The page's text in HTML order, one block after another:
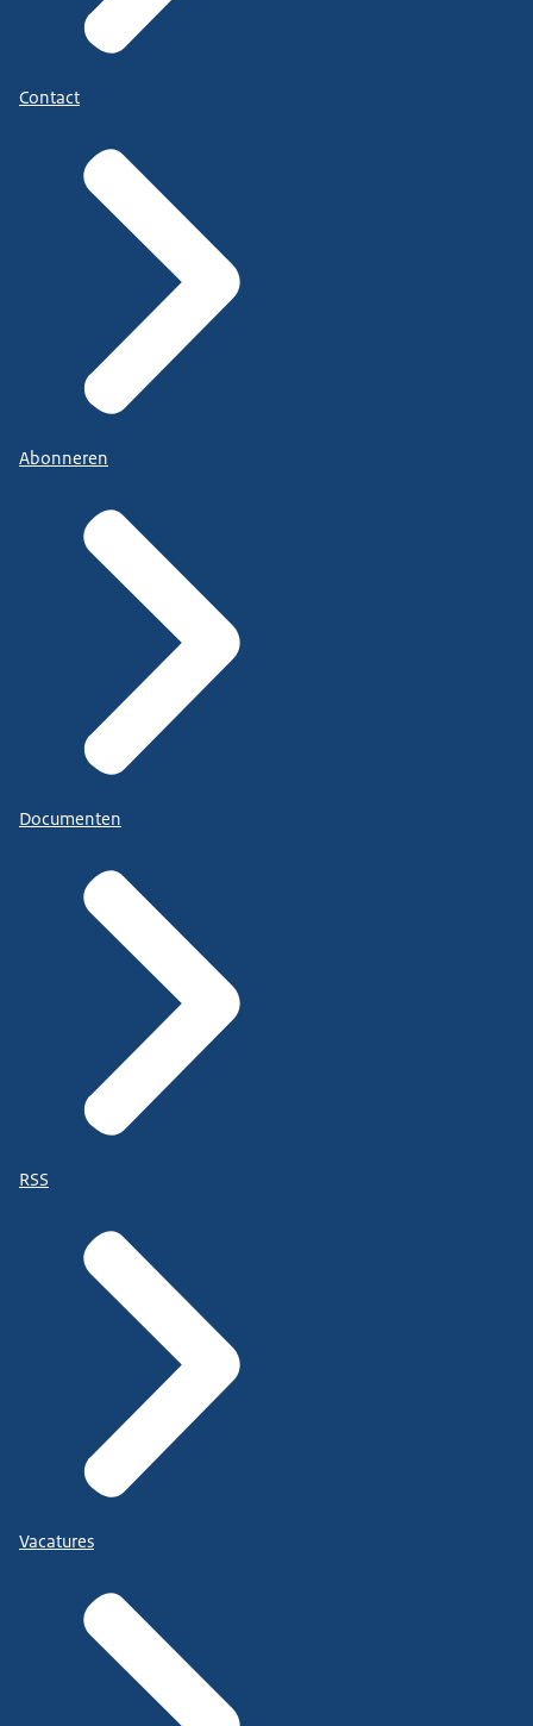
Contact
Abonneren
Documenten
RSS
Vacatures